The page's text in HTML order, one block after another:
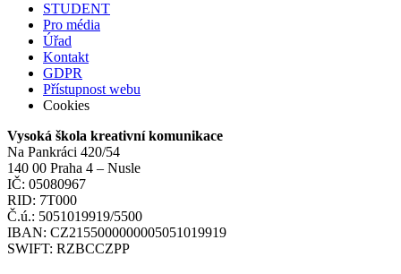
STUDENT
Pro média
Úřad
Kontakt
GDPR
Přístupnost webu
Cookies
Vysoká škola kreativní komunikace
Na Pankráci 420/54
140 00 Praha 4 – Nusle
IČ: 05080967
RID: 7T000
Č.ú.: 5051019919/5500
IBAN: CZ2155000000005051019919
SWIFT: RZBCCZPP